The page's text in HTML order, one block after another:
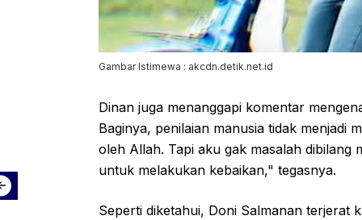
Gambar Istimewa : akcdn.detik.net.id
Dinan juga menanggapi komentar
Baginya, penilaian manusia tidak menjadi
oleh Allah. Tapi aku gak masalah dibilang
untuk melakukan kebaikan," tegasnya.
Seperti diketahui, Doni Salmanan terjerat